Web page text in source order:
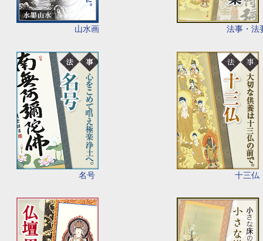
山水画 法事・法
名号 十三仏